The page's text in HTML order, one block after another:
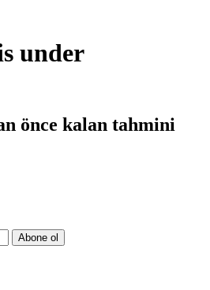
under
önce kalan tahmini